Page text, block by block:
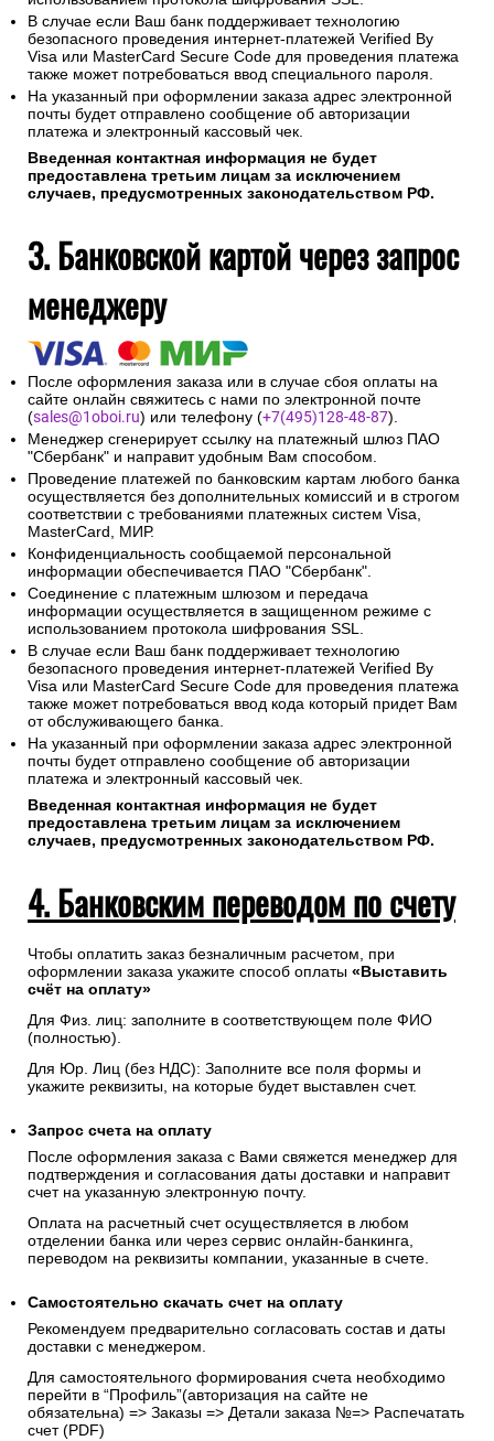
В случае если Ваш банк поддерживает технологию
безопасного проведения интернет-платежей Verified By
Visa или MasterCard Secure Code для проведения платежа
также может потребоваться ввод специального пароля.
На указанный при оформлении заказа адрес электронной
почты будет отправлено сообщение об авторизации
платежа и электронный кассовый чек.
Введенная контактная информация не будет
предоставлена третьим лицам за исключением
случаев, предусмотренных законодательством РФ.
3. Банковской картой через запрос
менеджеру
После оформления заказа или в случае сбоя оплаты на
сайте онлайн свяжитесь с нами по электронной почте
(sales@1oboi.ru) или телефону (+7(495)128-48-87).
Менеджер сгенерирует ссылку на платежный шлюз ПАО
"Сбербанк" и направит удобным Вам способом.
Проведение платежей по банковским картам любого банка
осуществляется без дополнительных комиссий и в строгом
соответствии с требованиями платежных систем Visa,
MasterCard, МИР.
Конфиденциальность сообщаемой персональной
информации обеспечивается ПАО "Сбербанк".
Соединение с платежным шлюзом и передача
информации осуществляется в защищенном режиме с
использованием протокола шифрования SSL.
В случае если Ваш банк поддерживает технологию
безопасного проведения интернет-платежей Verified By
Visa или MasterCard Secure Code для проведения платежа
также может потребоваться ввод кода который придет Вам
от обслуживающего банка.
На указанный при оформлении заказа адрес электронной
почты будет отправлено сообщение об авторизации
платежа и электронный кассовый чек.
Введенная контактная информация не будет
предоставлена третьим лицам за исключением
случаев, предусмотренных законодательством РФ.
4. Банковским переводом по счету
Чтобы оплатить заказ безналичным расчетом, при
оформлении заказа укажите способ оплаты «Выставить
счёт на оплату»
Для Физ. лиц: заполните в соответствующем поле ФИО
(полностью).
Для Юр. Лиц (без НДС): Заполните все поля формы и
укажите реквизиты, на которые будет выставлен счет.
Запрос счета на оплату
После оформления заказа с Вами свяжется менеджер для
подтверждения и согласования даты доставки и направит
счет на указанную электронную почту.
Оплата на расчетный счет осуществляется в любом
отделении банка или через сервис онлайн-банкинга,
переводом на реквизиты компании, указанные в счете.
Самостоятельно скачать счет на оплату
Рекомендуем предварительно согласовать состав и даты
доставки с менеджером.
Для самостоятельного формирования счета необходимо
перейти в “Профиль”(авторизация на сайте не
обязательна) => Заказы => Детали заказа №=> Распечатать
счет (PDF)